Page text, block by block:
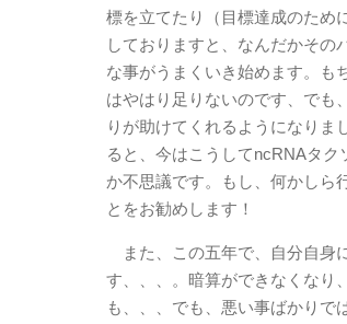
標を立てたり（目標達成のため
しておりますと、なんだかその
な事がうまくいき始めます。も
はやはり足りないのです、でも
りが助けてくれるようになりま
ると、今はこうしてncRNAタ
か不思議です。もし、何かしら
とをお勧めします！
また、この五年で、自分自身
す、、、。暗算ができなくなり
も、、、でも、悪い事ばかりで